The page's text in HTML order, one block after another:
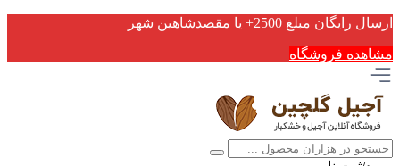
ارسال رایگان مبلغ 2500+ یا مقصدشاهین شهر
مشاهده فروشگاه